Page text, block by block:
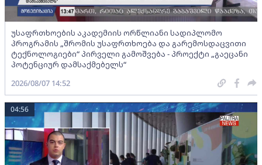
უსაფრთხოების აკადემიის ორწლიანი სადიპლომო
პროგრამის „შრომის უსაფრთხოება და გარემოსდაცვითი
ტექნოლოგიები“ პირველი გამოშვება - პროექტი „გაეცანი
პოტენციურ დამსაქმებელს“
2026/08/07 14:52
04:56